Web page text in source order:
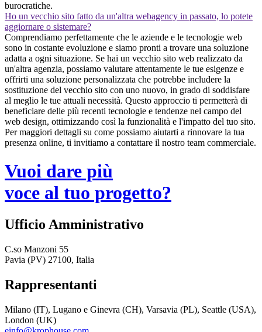
burocratiche.
Ho un vecchio sito fatto da un'altra webagency in passato, lo potete
aggiornare o sistemare?
Comprendiamo perfettamente che le aziende e le tecnologie web
sono in costante evoluzione e siamo pronti a trovare una soluzione
adatta a ogni situazione. Se hai un vecchio sito web realizzato da
un'altra agenzia, possiamo valutare attentamente le tue esigenze e
offrirti una soluzione personalizzata che potrebbe includere la
sostituzione del vecchio sito con uno nuovo, in grado di soddisfare
al meglio le tue attuali necessità. Questo approccio ti permetterà di
beneficiare delle più recenti tecnologie e tendenze nel campo del
web design, ottimizzando così la funzionalità e l'impatto del tuo sito.
Per maggiori dettagli su come possiamo aiutarti a rinnovare la tua
presenza online, ti invitiamo a contattare il nostro team commerciale.
Vuoi dare più
voce al tuo progetto?
Ufficio Amministrativo
C.so Manzoni 55
Pavia (PV) 27100, Italia
Rappresentanti
Milano (IT), Lugano e Ginevra (CH), Varsavia (PL), Seattle (USA),
London (UK)